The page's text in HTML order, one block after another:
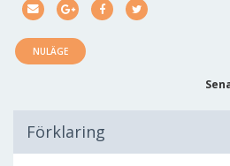
NULÄGE
Förklaring